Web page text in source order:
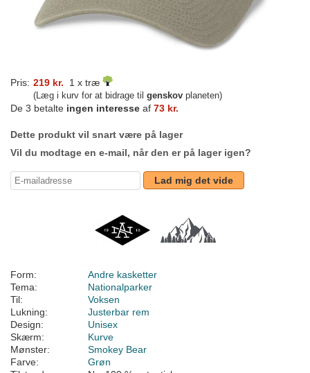
Pris: 219 kr. 1 x træ
(Læg i kurv for at bidrage til genskov planeten)
De 3 betalte ingen interesse af 73 kr.
Dette produkt vil snart være på lager
Vil du modtage en e-mail, når den er på lager igen?
Lad mig det vide
Form:
Andre kasketter
Tema:
Nationalparker
Til:
Voksen
Lukning:
Justerbar rem
Design:
Unisex
Skærm:
Kurve
Mønster:
Smokey Bear
Farve:
Grøn